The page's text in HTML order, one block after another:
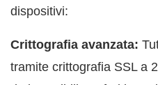
dispositivi:
Crittografia avanzata:
tramite crittografia SSL a